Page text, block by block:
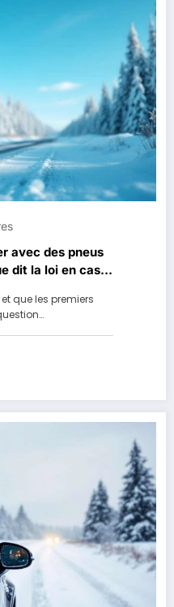
avec des pneus
dit la loi en cas
que les premiers